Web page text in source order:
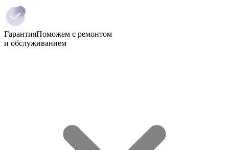
ГарантияПоможем с ремонтом
и обслуживанием